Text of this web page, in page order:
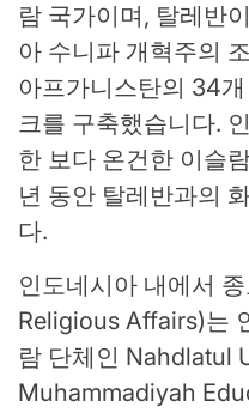
람 국가이며, 탈레반
아 수니파 개혁주의
아프가니스탄의 34
크를 구축했습니다.
한 보다 온건한 이슬
년 동안 탈레반과의
다.
인도네시아 내에서
Religious Affairs)는
람 단체인 Nahdlatul
Muhammadiyah